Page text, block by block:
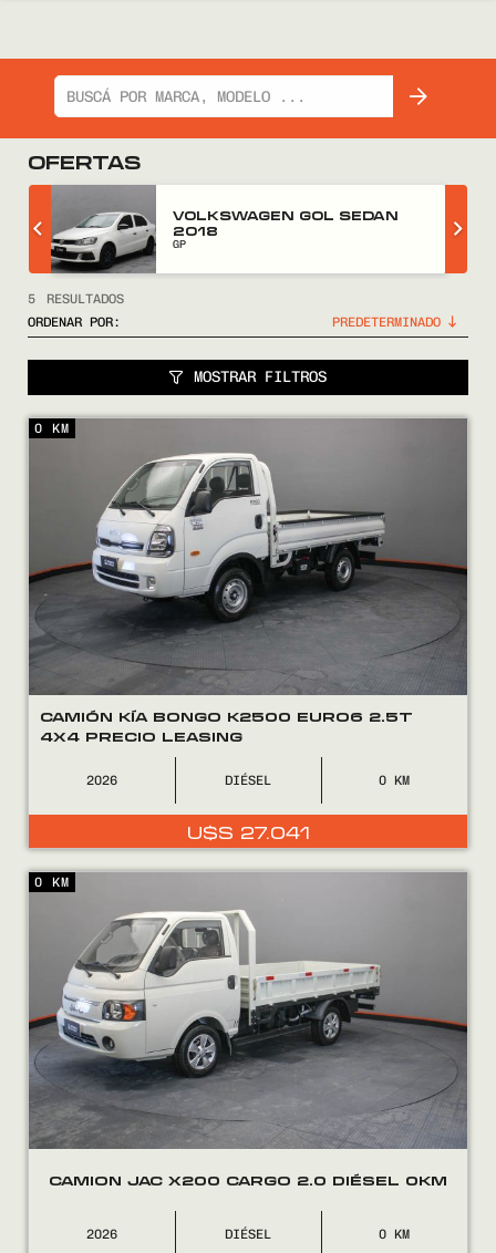
COMPRÁ
VENDÉ
NOSOTROS
CONTACTO
08002525
OFERTAS
VOLKSWAGEN GOL SEDAN
2018
GP
5
RESULTADOS
ORDENAR POR:
MOSTRAR FILTROS
CAMIÓN KÍA BONGO K2500 EURO6 2.5T
4X4 PRECIO LEASING
2026 DIÉSEL 0
U$S 27.041
0 KM
CAMION JAC X200 CARGO 2.0 DIÉSEL 0KM
2026 DIÉSEL 0
0 KM